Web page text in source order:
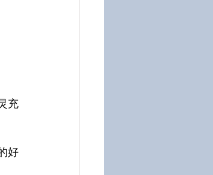
充
好